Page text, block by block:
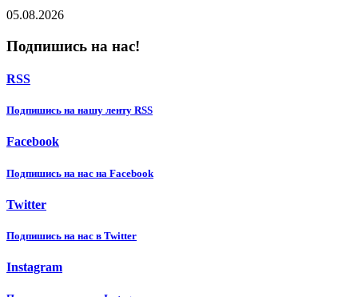
05.08.2026
Подпишись на нас!
RSS
Подпишиcь на нашу ленту RSS
Facebook
Подпишиcь на нас на Facebook
Twitter
Подпишиcь на нас в Twitter
Instagram